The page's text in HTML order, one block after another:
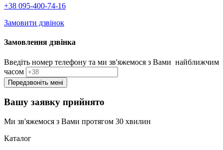
+38 095-400-74-16
Замовити дзвінок
Замовлення дзвінка
Введіть номер телефону та ми зв'яжемося з Вами найближчим
часом
Вашу заявку прийнято
Ми зв'яжемося з Вами протягом 30 хвилин
Каталог